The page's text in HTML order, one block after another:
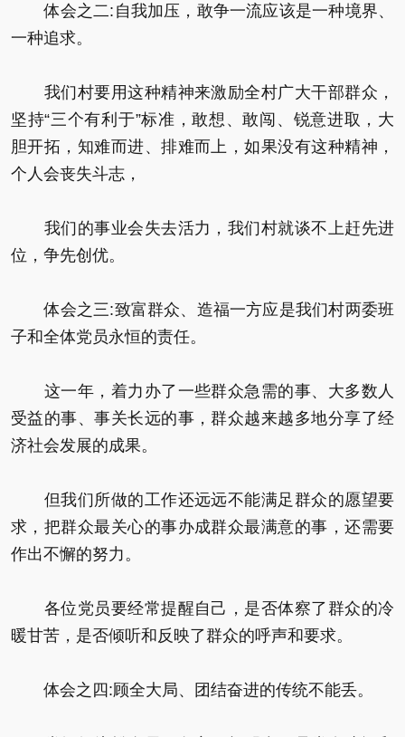
体会之二:自我加压，敢争一流应该是一种境界、
一种追求。
我们村要用这种精神来激励全村广大干部群众，
坚持“三个有利于”标准，敢想、敢闯、锐意进取，大
胆开拓，知难而进、排难而上，如果没有这种精神，
个人会丧失斗志，
我们的事业会失去活力，我们村就谈不上赶先进
位，争先创优。
体会之三:致富群众、造福一方应是我们村两委班
子和全体党员永恒的责任。
这一年，着力办了一些群众急需的事、大多数人
受益的事、事关长远的事，群众越来越多地分享了经
济社会发展的成果。
但我们所做的工作还远远不能满足群众的愿望要
求，把群众最关心的事办成群众最满意的事，还需要
作出不懈的努力。
各位党员要经常提醒自己，是否体察了群众的冷
暖甘苦，是否倾听和反映了群众的呼声和要求。
体会之四:顾全大局、团结奋进的传统不能丢。